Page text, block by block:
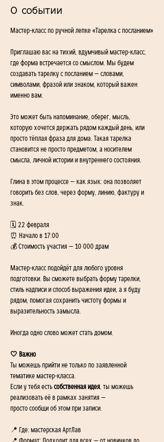
О событии
Мастер-класс по ручной лепке «Тарелка с посланием»
Приглашаю вас на тихий, вдумчивый мастер-класс,
где форма встречается со смыслом. Мы будем
создавать тарелку с посланием — словами,
символами, фразой или знаком, который важен
именно вам.
Это может быть напоминание, оберег, мысль,
которую хочется держать рядом каждый день, или
просто тёплая фраза для дома. Такая тарелка
становится не просто предметом, а носителем
смысла, личной истории и внутреннего состояния.
Глина в этом процессе — как язык: она позволяет
говорить без слов, через форму, линию, фактуру и
знак.
🗓 22 февраля
⏰ Начало в 17:00
💰 Стоимость участия — 10 000 драм
Мастер-класс подойдёт для любого уровня
подготовки. Вы сможете выбрать форму тарелки,
стиль надписи и способ выражения идеи, а я буду
рядом, помогая сохранить чистоту формы и
выразительность замысла.
Иногда одно слово может стать домом.
🤍 Важно
Ты можешь прийти не только по заявленной
тематике мастер-класса.
Если у тебя есть собственная идея, ты можешь
реализовать её в рамках занятия —
просто сообщи об этом при записи.
📍 Где: мастерская АртЛав